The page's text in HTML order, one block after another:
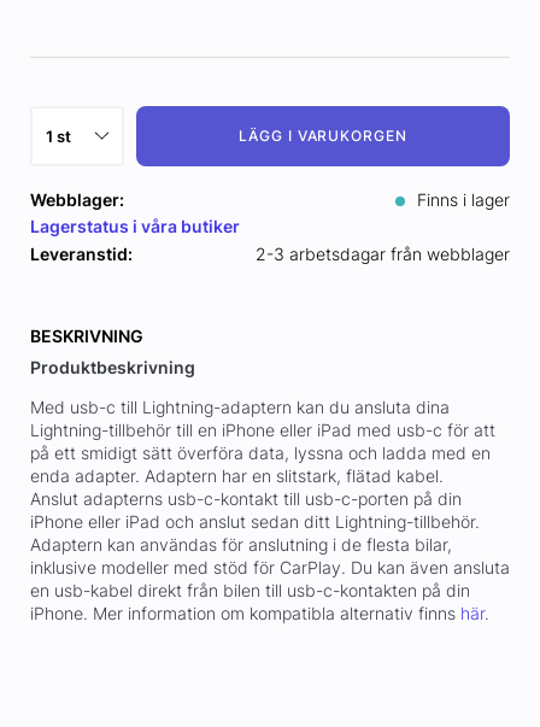
LÄGG I VARUKORGEN
Webblager:
Finns i lager
Lagerstatus i våra butiker
Leveranstid:
2-3 arbetsdagar från webblager
BESKRIVNING
Produktbeskrivning
Med usb-c till Lightning-adaptern kan du ansluta dina
Lightning-tillbehör till en iPhone eller iPad med usb-c för att
på ett smidigt sätt överföra data, lyssna och ladda med en
enda adapter. Adaptern har en slitstark, flätad kabel.
Anslut adapterns usb-c-kontakt till usb-c-porten på din
iPhone eller iPad och anslut sedan ditt Lightning-tillbehör.
Adaptern kan användas för anslutning i de flesta bilar,
inklusive modeller med stöd för CarPlay. Du kan även ansluta
en usb-kabel direkt från bilen till usb-c-kontakten på din
iPhone. Mer information om kompatibla alternativ finns här.